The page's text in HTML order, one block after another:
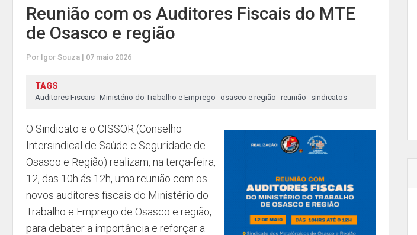
Reunião com os Auditores Fiscais do MTE
de Osasco e região
Por Igor Souza | 07 maio 2026
TAGS
Auditores Fiscais Ministério do Trabalho e Emprego osasco e região reunião sindicatos
O Sindicato e o CISSOR (Conselho
Intersindical de Saúde e Seguridade de
Osasco e Região) realizam, na terça-feira,
12, das 10h ás 12h, uma reunião com os
novos auditores fiscais do Ministério do
Trabalho e Emprego de Osasco e região,
para debater a importância e reforçar a